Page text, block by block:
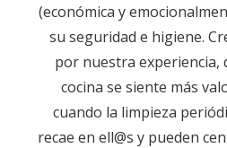
(económica y
su seguridad e higiene.
por nuestra experiencia,
cocina se siente más
cuando la limpieza
recae en ell@s y pueden